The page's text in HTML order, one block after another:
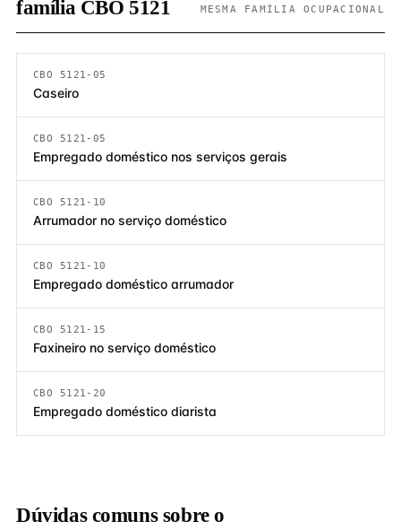
família CBO 5121 MESMA FAMÍLIA OCUPACIONAL
CBO 5121-05
Caseiro
CBO 5121-05
Empregado doméstico nos serviços gerais
CBO 5121-10
Arrumador no serviço doméstico
CBO 5121-10
Empregado doméstico arrumador
CBO 5121-15
Faxineiro no serviço doméstico
CBO 5121-20
Empregado doméstico diarista
Dúvidas comuns sobre o